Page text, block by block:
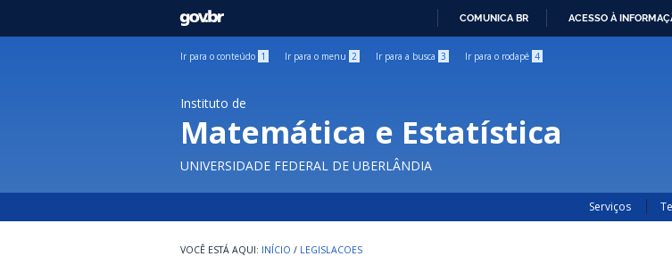
GOVBR
COMUNICA BR ACESSO À
Ir para o conteúdo 1 Ir para o menu 2 Ir para a busca 3 Ir para o rodapé 4
Instituto de
Matemática e Estatística
UNIVERSIDADE FEDERAL DE UBERLÂNDIA
Serviços
INÍCIO / LEGISLACOES